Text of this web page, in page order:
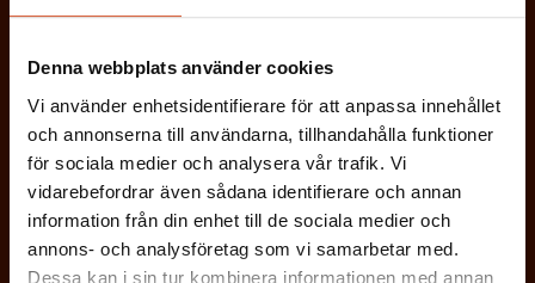
Denna webbplats använder cookies
Vi använder enhetsidentifierare för att anpassa innehållet
och annonserna till användarna, tillhandahålla funktioner
för sociala medier och analysera vår trafik. Vi
vidarebefordrar även sådana identifierare och annan
information från din enhet till de sociala medier och
annons- och analysföretag som vi samarbetar med.
Dessa kan i sin tur kombinera informationen med annan
Jag godkänner att mina uppgifter sparas och
behandlas i enlighet med
dataskyddsbeskrivningen för FFC:s
kommunikationsregister